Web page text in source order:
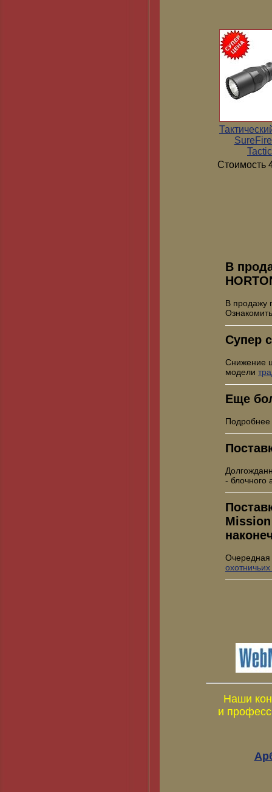
Стоимость
В
В продажу
Супер
Снижение
модели
Еще
- блочного
Очередная
Наши
и